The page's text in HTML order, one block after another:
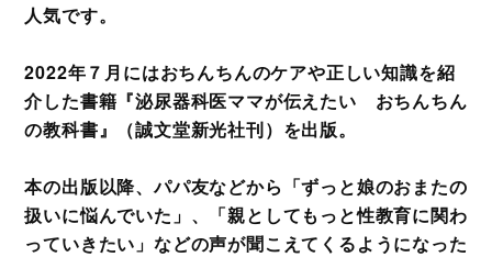
人気です。
2022年７月にはおちんちんのケアや正しい知識を紹
介した書籍『泌尿器科医ママが伝えたい おちんちん
の教科書』（誠文堂新光社刊）を出版。
本の出版以降、パパ友などから「ずっと娘のおまたの
扱いに悩んでいた」、「親としてもっと性教育に関わ
っていきたい」などの声が聞こえてくるようになった